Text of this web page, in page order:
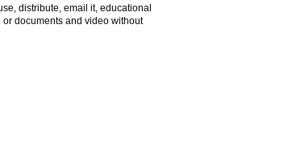
distribute, email it, educational
documents and video without